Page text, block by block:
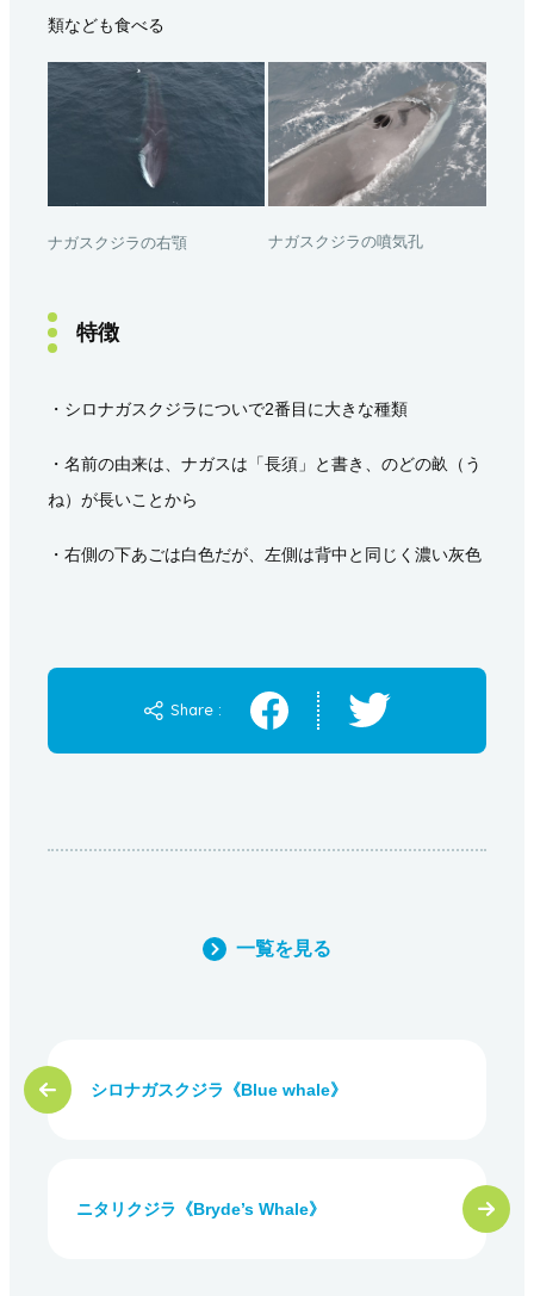
類なども食べる
ナガスクジラの右顎 ナガスクジラの噴気孔
特徴
・シロナガスクジラについで2番目に大きな種類
・名前の由来は、ナガスは「長須」と書き、のどの畝（う
ね）が長いことから
・右側の下あごは白色だが、左側は背中と同じく濃い灰色
Share :
一覧を見る
シロナガスクジラ《Blue whale》
ニタリクジラ《Bryde’s Whale》